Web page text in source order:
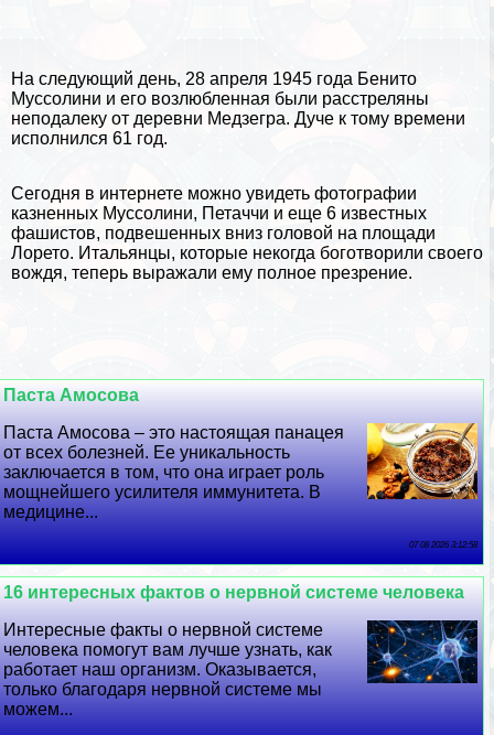
На следующий день, 28 апреля 1945 года Бенито
Муссолини и его возлюбленная были расстреляны
неподалеку от деревни Медзегра. Дуче к тому времени
исполнился 61 год.
Сегодня в интернете можно увидеть фотографии
казненных Муссолини, Петаччи и еще 6 известных
фашистов, подвешенных вниз головой на площади
Лорето. Итальянцы, которые некогда боготворили своего
вождя, теперь выражали ему полное презрение.
Паста Амосова
Паста Амосова – это настоящая панацея
от всех болезней. Ее уникальность
заключается в том, что она играет роль
мощнейшего усилителя иммунитета. В
медицине...
07 08 2026 3:12:58
16 интересных фактов о нервной системе человека
Интересные факты о нервной системе
человека помогут вам лучше узнать, как
работает наш организм. Оказывается,
только благодаря нервной системе мы
можем...